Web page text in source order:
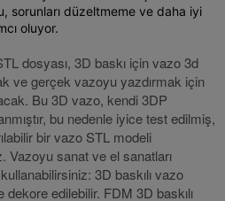
sorunları düzeltmeme ve daha iyi
oluyor.
dosyası, 3D baskı için vazo 3d
ve gerçek vazoyu yazdırmak için
Bu 3D vazo, kendi 3DP
bu nedenle iyice test edilmiş,
bir vazo STL modeli
Vazoyu sanat ve el sanatları
3D baskılı vazo
edilebilir. FDM 3D baskılı